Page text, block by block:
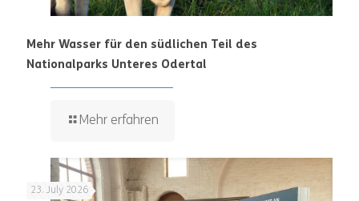
Mehr Wasser für den südlichen Teil des
Nationalparks Unteres Odertal
Mehr erfahren
23. July 2026